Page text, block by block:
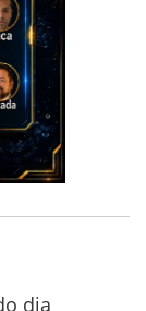
dia